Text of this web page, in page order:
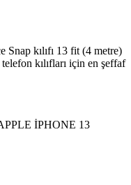
kılıfı 13 fit (4 metre)
kılıfları için en şeffaf
İPHONE 13